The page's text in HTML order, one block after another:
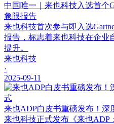
中国唯一｜来也科技入选首个
象限报告
来也科技首次参与即入选
报告，标志着来也科技在企业
提升。
来也科技
·
2025-09-11
来也ADP白皮书重磅发布！深
来也科技正式发布《来也ADP